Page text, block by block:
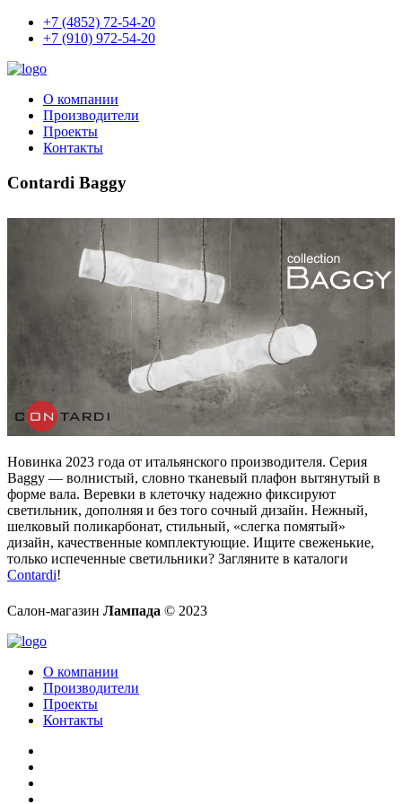
+7 (4852) 72-54-20
+7 (910) 972-54-20
О компании
Производители
Проекты
Контакты
Contardi Baggy
Новинка 2023 года от итальянского производителя. Серия
Baggy — волнистый, словно тканевый плафон вытянутый в
форме вала. Веревки в клеточку надежно фиксируют
светильник, дополняя и без того сочный дизайн. Нежный,
шелковый поликарбонат, стильный, «слегка помятый»
дизайн, качественные комплектующие. Ищите свеженькие,
только испеченные светильники? Загляните в каталоги
Contardi!
Салон-магазин Лампада © 2023
О компании
Производители
Проекты
Контакты